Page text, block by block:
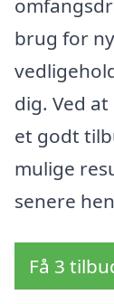
brug for
dig. Ved
et godt
mulige
senere
Få 3